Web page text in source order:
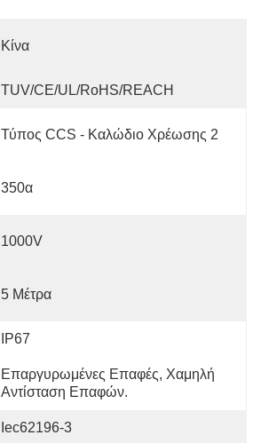
Κίνα
TUV/CE/UL/RoHS/REACH
Τύπος CCS - Καλώδιο Χρέωσης 2
350α
1000V
5 Μέτρα
IP67
Επαργυρωμένες Επαφές, Χαμηλή
Αντίσταση Επαφών.
Iec62196-3